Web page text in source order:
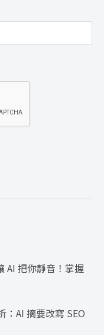
AI 把你靜音！掌握
AI 摘要改寫 SEO